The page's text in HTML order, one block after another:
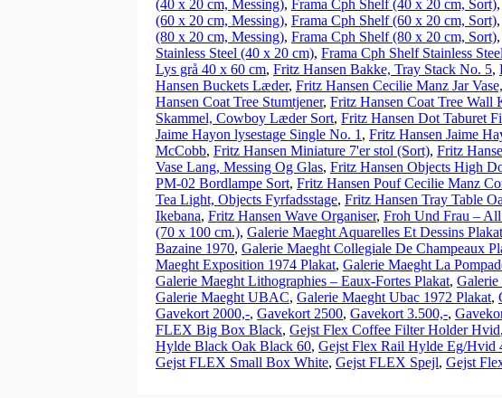
(40 x 20 cm, Messing), Frama Cph Shelf (40 x 20 cm, Sort),
(60 x 20 cm, Messing), Frama Cph Shelf (60 x 20 cm, Sort),
(80 x 20 cm, Messing), Frama Cph Shelf (80 x 20 cm, Sort),
Stainless Steel (40 x 20 cm), Frama Cph Shelf Stainless
Lys grå 40 x 60 cm, Fritz Hansen Bakke, Tray Stack No. 5,
Hansen Buckets Læder, Fritz Hansen Cecilie Manz Jar
Hansen Coat Tree Stumtjener, Fritz Hansen Coat Tree Wall
Skammel, Cowboy Læder Sort, Fritz Hansen Dot Taburet
Jaime Hayon lysestage Single No. 1 , Fritz Hansen Jaime
McCobb, Fritz Hansen Miniature 7'er stol (Sort), Fritz
Vase Lang, Messing Og Glas, Fritz Hansen Objects High
PM-02 Bordlampe Sort, Fritz Hansen Pouf Cecilie Manz
Tea Light, Objects Fyrfadsstage, Fritz Hansen Tray Table
Ikebana, Fritz Hansen Wave Organiser, Froh Und Frau –
(70 x 100 cm.), Galerie Maeght Aquarelles Et Dessins Plakat
Bazaine 1970, Galerie Maeght Collegiale De Champeaux
Maeght Exposition 1974 Plakat, Galerie Maeght La
Galerie Maeght Lithographies – Eaux-Fortes Plakat,
Galerie Maeght UBAC, Galerie Maeght Ubac 1972 Plakat,
Gavekort 2000,-, Gavekort 2500, Gavekort 3.500,-,
FLEX Big Box Black, Gejst Flex Coffee Filter Holder Hvid,
Hylde Black Oak Black 60, Gejst Flex Rail Hylde Eg/Hvid
Gejst FLEX Small Box White, Gejst FLEX Spejl, Gejst